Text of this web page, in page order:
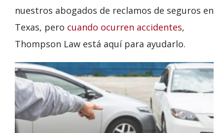
nuestros abogados de reclamos de seguros en
Texas, pero cuando ocurren accidentes,
Thompson Law está aquí para ayudarlo.